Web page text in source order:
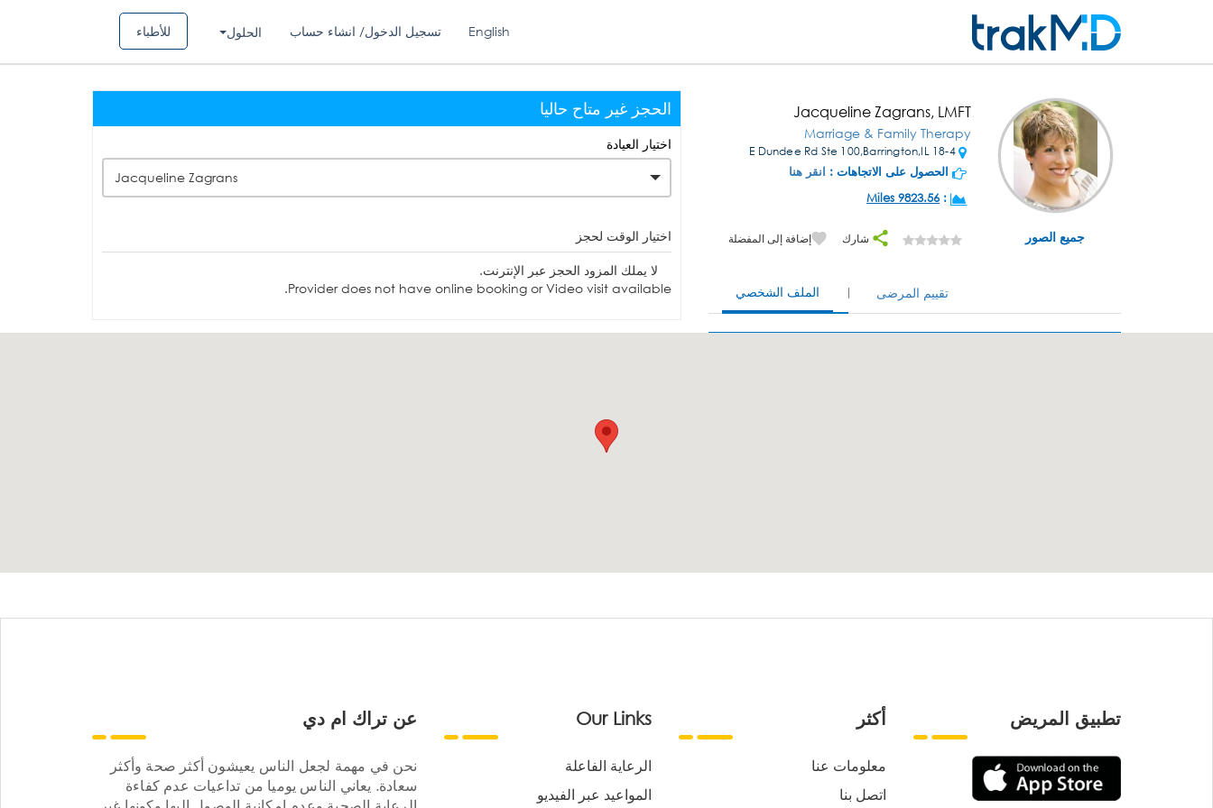
للأطباء الحلول تسجيل الدخول/ انشاء حساب English
جميع الصور
Jacqueline Zagrans, LMFT
Marriage & Family Therapy
18-4 E Dundee Rd Ste 100,Barrington,IL
الحصول على الاتجاهات : انقر هنا
:
9823.56 Miles
شارك إضافة إلى المفضلة
الملف الشخصي تقييم المرضى
الحجز غير متاح حاليا
اختيار العيادة
Jacqueline Zagrans
اختيار الوقت لحجز
لا يملك المزود الحجز عبر الإنترنت.
Provider does not have online booking or Video visit available.
عن تراك ام دي
نحن في مهمة لجعل الناس يعيشون أكثر صحة وأكثر
سعادة. يعاني الناس يوميا من تداعيات عدم كفاءة
Our Links
الرعاية الفاعلة
المواعيد عبر الفيديو
أكثر
معلومات عنا
اتصل بنا
تطبيق المريض